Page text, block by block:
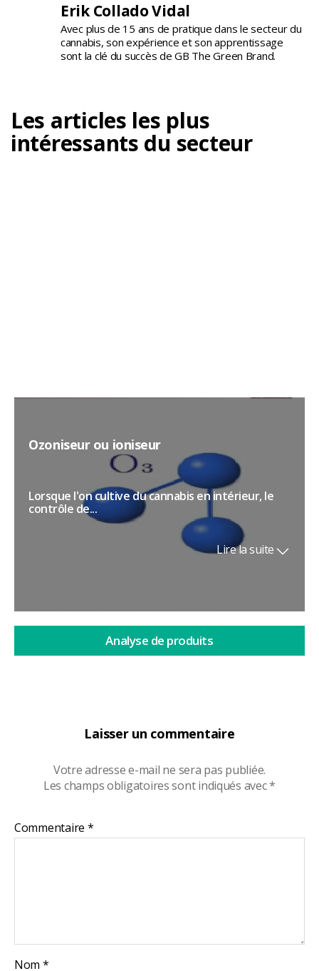
Erik Collado Vidal
Avec plus de 15 ans de pratique dans le secteur du
cannabis, son expérience et son apprentissage
sont la clé du succès de GB The Green Brand.
Laisser un commentaire
Votre adresse e-mail ne sera pas publiée.
Les champs obligatoires sont indiqués avec*
Commentaire *
Nom *
Les articles les plus
intéressants du secteur
Ozoniseur ou ioniseur
Lorsque l'on cultive du cannabis en intérieur, le
contrôle de...
Lire la suite
Analyse de produits